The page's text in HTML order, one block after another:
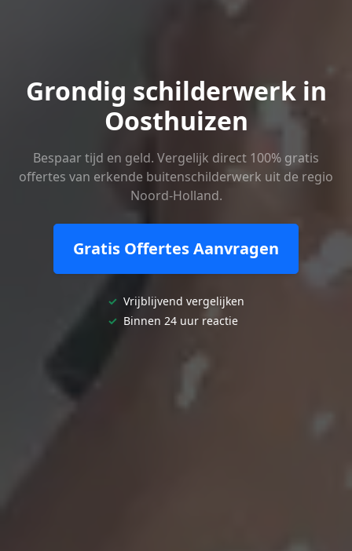
Grondig schilderwerk in
Oosthuizen
Bespaar tijd en geld. Vergelijk direct 100% gratis
offertes van erkende buitenschilderwerk uit de regio
Noord-Holland.
Gratis Offertes Aanvragen
✓ Vrijblijvend vergelijken
✓ Binnen 24 uur reactie